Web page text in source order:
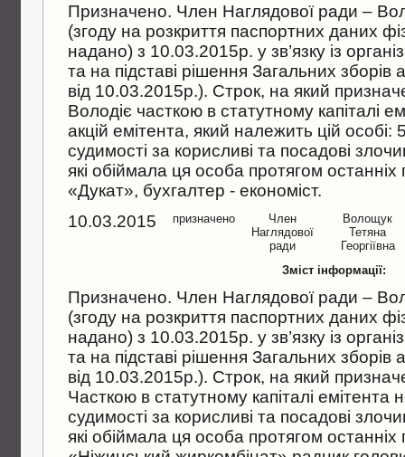
Призначено. Член Наглядової ради –
(згоду на розкриття паспортних даних
надано) з 10.03.2015р. у зв’язку iз
та на пiдставi рiшення Загальних
вiд 10.03.2015р.). Строк, на який
Володiє часткою в статутному капiталi
акцiй емiтента, який належить цiй особi:
судимостi за корисливi та посадовi
якi обiймала ця особа протягом
«Дукат», бухгалтер - економiст.
10.03.2015
призначено
Член
Наглядової
ради
Волощук
Тетяна
Георгiївна
Зміст інформації:
Призначено. Член Наглядової ради –
(згоду на розкриття паспортних даних
надано) з 10.03.2015р. у зв’язку iз
та на пiдставi рiшення Загальних
вiд 10.03.2015р.). Строк, на який
Часткою в статутному капiталi емiтента
судимостi за корисливi та посадовi
якi обiймала ця особа протягом останнiх